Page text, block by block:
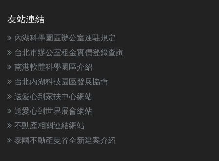
友站連結
內湖科學園區辦公室進駐規定
台北市辦公室租金實價登錄查詢
南港軟體科學園區介紹
台北內湖科技園區發展協會
送愛心到家扶中心網站
送愛心到世界展會網站
不動產相關連結網站
泰國不動產曼谷全新建案介紹